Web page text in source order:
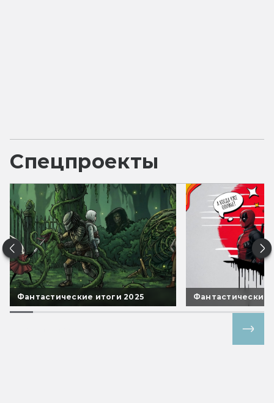
Спецпроекты
Фантастические итоги 2025 Фантастические